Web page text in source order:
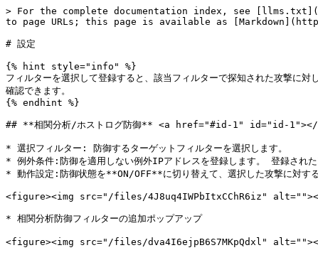
> For the complete documentation index, see
to page URLs; this page is available as
# 設定
{% hint style="info" %}
フィルターを選択して登録すると、該当フィルターで探知された攻撃に
確認できます。
{% endhint %}
## **相関分析/ホストログ防御** <a href="#id-1" id="id-1"></
* 選択フィルター: 防御するターゲットフィルターを選択します。
* 例外条件:防御を適用しない例外IPアドレスを登録します。 登録された
* 動作設定:防御状態を**ON/OFF**に切り替えて、選択した攻撃に対する
<figure><img src="/files/4J8uq4IWPbItxCChR6iz"
* 相関分析防御フィルターの追加ポップアップ
<figure><img src="/files/dva4I6ejpB6S7MKpQdxl"